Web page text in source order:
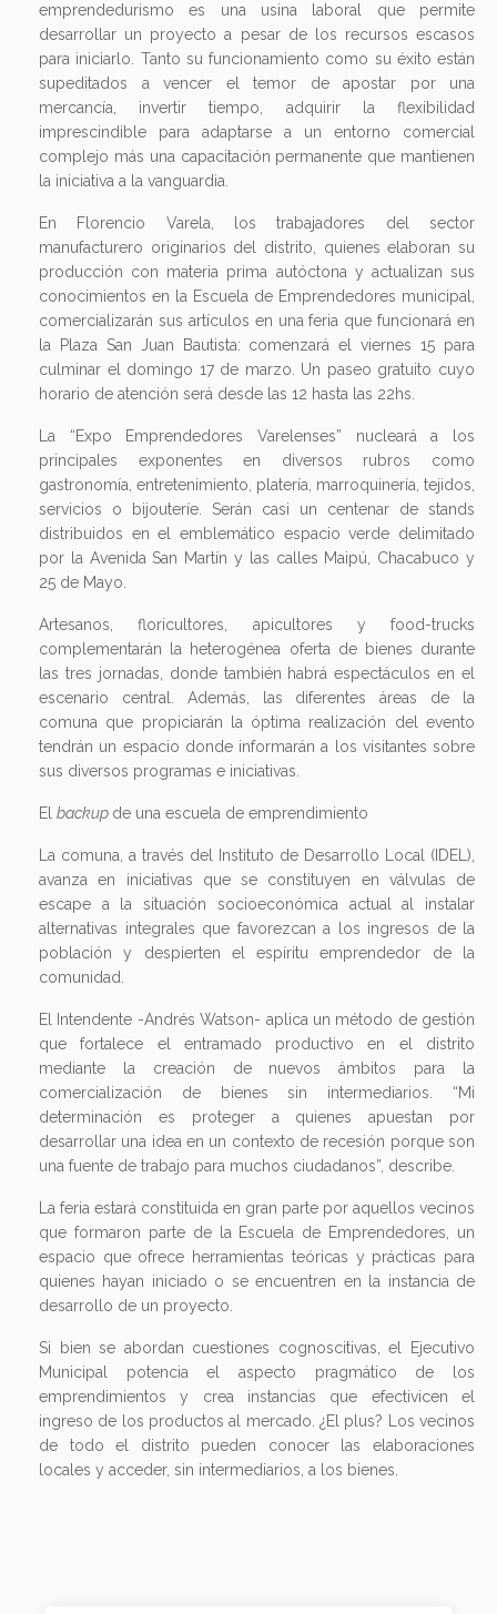
emprendedurismo es una usina laboral que permite
desarrollar un proyecto a pesar de los recursos escasos
para iniciarlo. Tanto su funcionamiento como su éxito están
supeditados a vencer el temor de apostar por una
mercancía, invertir tiempo, adquirir la flexibilidad
imprescindible para adaptarse a un entorno comercial
complejo más una capacitación permanente que mantienen
la iniciativa a la vanguardia.
En Florencio Varela, los trabajadores del sector
manufacturero originarios del distrito, quienes elaboran su
producción con materia prima autóctona y actualizan sus
conocimientos en la Escuela de Emprendedores municipal,
comercializarán sus artículos en una feria que funcionará en
la Plaza San Juan Bautista: comenzará el viernes 15 para
culminar el domingo 17 de marzo. Un paseo gratuito cuyo
horario de atención será desde las 12 hasta las 22hs.
La “Expo Emprendedores Varelenses” nucleará a los
principales exponentes en diversos rubros como
gastronomía, entretenimiento, platería, marroquinería, tejidos,
servicios o bijouteríe. Serán casi un centenar de stands
distribuidos en el emblemático espacio verde delimitado
por la Avenida San Martín y las calles Maipú, Chacabuco y
25 de Mayo.
Artesanos, floricultores, apicultores y food-trucks
complementarán la heterogénea oferta de bienes durante
las tres jornadas, donde también habrá espectáculos en el
escenario central. Además, las diferentes áreas de la
comuna que propiciarán la óptima realización del evento
tendrán un espacio donde informarán a los visitantes sobre
sus diversos programas e iniciativas.
El backup de una escuela de emprendimiento
La comuna, a través del Instituto de Desarrollo Local (IDEL),
avanza en iniciativas que se constituyen en válvulas de
escape a la situación socioeconómica actual al instalar
alternativas integrales que favorezcan a los ingresos de la
población y despierten el espíritu emprendedor de la
comunidad.
El Intendente -Andrés Watson- aplica un método de gestión
que fortalece el entramado productivo en el distrito
mediante la creación de nuevos ámbitos para la
comercialización de bienes sin intermediarios. “Mi
determinación es proteger a quienes apuestan por
desarrollar una idea en un contexto de recesión porque son
una fuente de trabajo para muchos ciudadanos”, describe.
La feria estará constituida en gran parte por aquellos vecinos
que formaron parte de la Escuela de Emprendedores, un
espacio que ofrece herramientas teóricas y prácticas para
quienes hayan iniciado o se encuentren en la instancia de
desarrollo de un proyecto.
Si bien se abordan cuestiones cognoscitivas, el Ejecutivo
Municipal potencia el aspecto pragmático de los
emprendimientos y crea instancias que efectivicen el
ingreso de los productos al mercado. ¿El plus? Los vecinos
de todo el distrito pueden conocer las elaboraciones
locales y acceder, sin intermediarios, a los bienes.